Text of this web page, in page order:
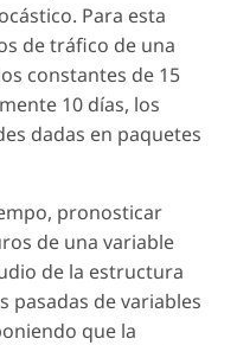
Para esta
de tráfico de una
constantes de 15
10 días, los
dadas en paquetes
pronosticar
de una variable
de la estructura
pasadas de variables
que la